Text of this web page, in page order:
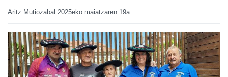
Aritz Mutiozabal 2025eko maiatzaren 19a